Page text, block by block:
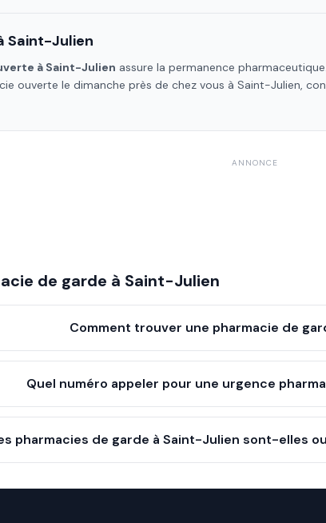
Saint-Julien
à Saint-Julien assure la permanence
ouverte le dimanche près de chez vous à Saint-Julien,
ANNONCE
de garde à Saint-Julien
Comment trouver une pharmacie de
Quel numéro appeler pour une urgence
pharmacies de garde à Saint-Julien sont-elles